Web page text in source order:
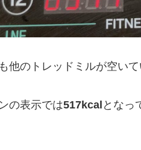
他のトレッドミルが空い
の表示では517kcal となっ